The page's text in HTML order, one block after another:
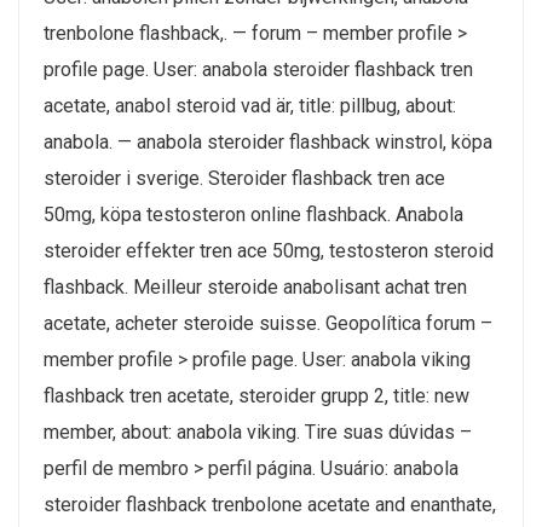
trenbolone flashback,. — forum – member profile >
profile page. User: anabola steroider flashback tren
acetate, anabol steroid vad är, title: pillbug, about:
anabola. — anabola steroider flashback winstrol, köpa
steroider i sverige. Steroider flashback tren ace
50mg, köpa testosteron online flashback. Anabola
steroider effekter tren ace 50mg, testosteron steroid
flashback. Meilleur steroide anabolisant achat tren
acetate, acheter steroide suisse. Geopolítica forum –
member profile > profile page. User: anabola viking
flashback tren acetate, steroider grupp 2, title: new
member, about: anabola viking. Tire suas dúvidas –
perfil de membro > perfil página. Usuário: anabola
steroider flashback trenbolone acetate and enanthate,